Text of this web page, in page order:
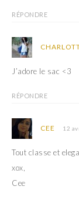
RÉPONDRE
J’adore le sac <3
RÉPONDRE
CEE 12
Tout classe et
xox,
Cee